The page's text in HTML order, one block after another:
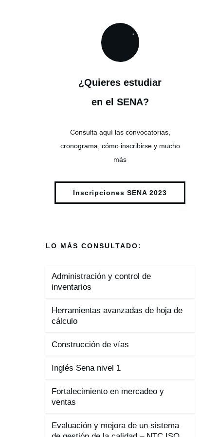
¿Quieres estudiar
en el SENA?
Consulta aquí las convocatorias,
cronograma, cómo inscribirse y mucho
más
Inscripciones SENA 2023
LO MÁS CONSULTADO:
Administración y control de
inventarios
Herramientas avanzadas de hoja de
cálculo
Construcción de vías
Inglés Sena nivel 1
Fortalecimiento en mercadeo y
ventas
Evaluación y mejora de un sistema